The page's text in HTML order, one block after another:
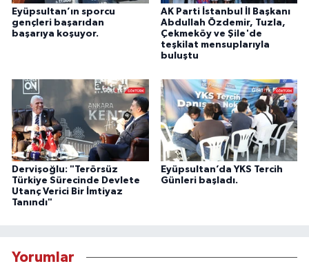
Eyüpsultan’ın sporcu
gençleri başarıdan
başarıya koşuyor.
AK Parti İstanbul İl Başkanı
Abdullah Özdemir, Tuzla,
Çekmeköy ve Şile'de
teşkilat mensuplarıyla
buluştu
Dervişoğlu: "Terörsüz
Türkiye Sürecinde Devlete
Utanç Verici Bir İmtiyaz
Tanındı"
Eyüpsultan’da YKS Tercih
Günleri başladı.
Yorumlar